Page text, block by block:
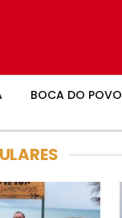
BOCA DO POVO